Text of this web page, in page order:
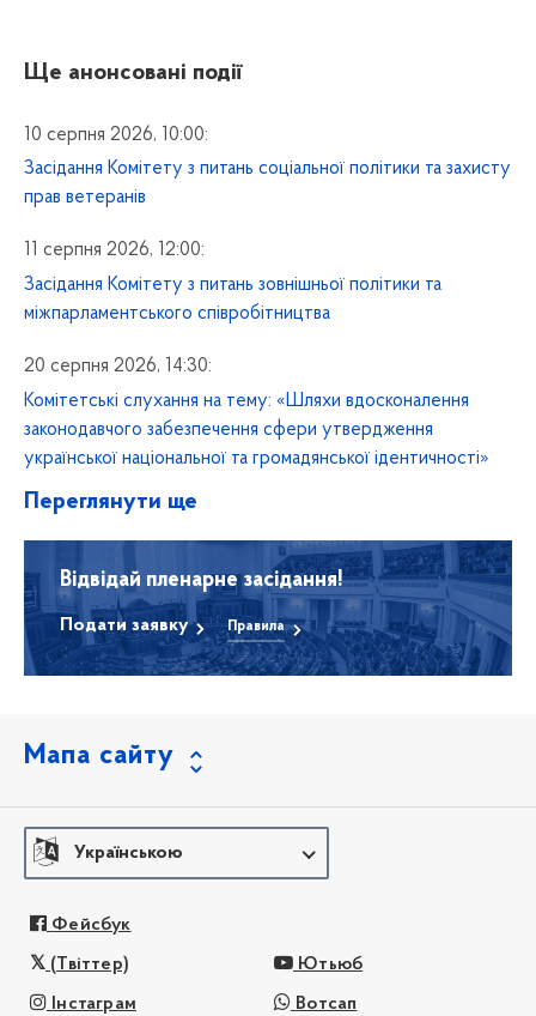
Ще анонсовані події
10 серпня 2026, 10:00:
Засідання Комітету з питань соціальної політики та захисту
прав ветеранів
11 серпня 2026, 12:00:
Засідання Комітету з питань зовнішньої політики та
міжпарламентського співробітництва
20 серпня 2026, 14:30:
Комітетські слухання на тему: «Шляхи вдосконалення
законодавчого забезпечення сфери утвердження
української національної та громадянської ідентичності»
Переглянути ще
Відвідай пленарне засідання!
Подати заявку Правила
Мапа сайту
Українською
Фейсбук
(Твіттер) Ютьюб
Інстаграм Вотсап